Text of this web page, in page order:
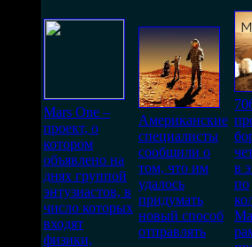
Mars One –
проект, о
котором
объявлено на
днях группой
энтузиастов, в
число которых
входят
физики,
Американские
специалисты
сообщили о
том, что им
удалось
придумать
новый способ
отправлять
в
по